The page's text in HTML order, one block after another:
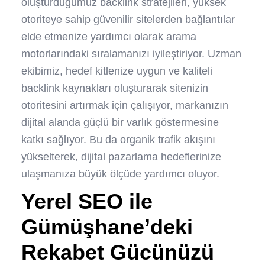
oluşturduğumuz backlink stratejileri, yüksek
otoriteye sahip güvenilir sitelerden bağlantılar
elde etmenize yardımcı olarak arama
motorlarındaki sıralamanızı iyileştiriyor. Uzman
ekibimiz, hedef kitlenize uygun ve kaliteli
backlink kaynakları oluşturarak sitenizin
otoritesini artırmak için çalışıyor, markanızın
dijital alanda güçlü bir varlık göstermesine
katkı sağlıyor. Bu da organik trafik akışını
yükselterek, dijital pazarlama hedeflerinize
ulaşmanıza büyük ölçüde yardımcı oluyor.
Yerel SEO ile
Gümüşhane’deki
Rekabet Gücünüzü